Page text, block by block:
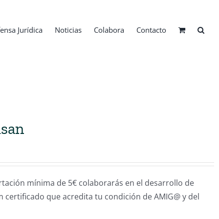
Jurídica Noticias Colabora Contacto
mínima de 5€ colaborarás en el desarrollo de
que acredita tu condición de AMIG@ y del